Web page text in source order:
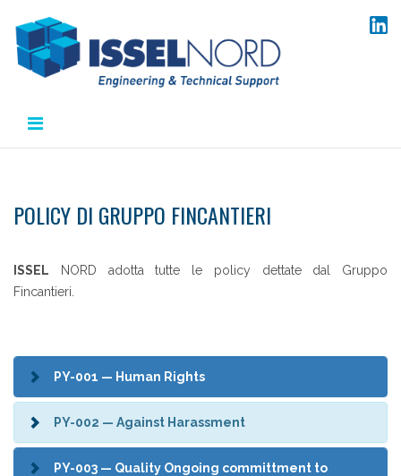
contenuto
POLICY DI GRUPPO FINCANTIERI
ISSEL NORD adotta tutte le policy dettate dal Gruppo
Fincantieri.
PY-001 — Human Rights
PY-002 — Against Harassment
PY-003 — Quality Ongoing committment to